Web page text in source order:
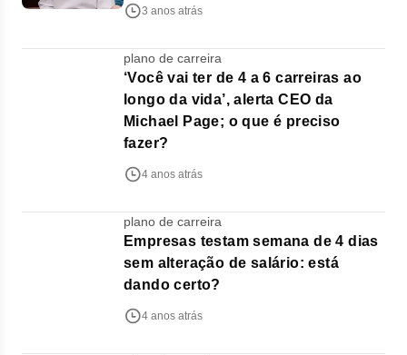
3 anos atrás
plano de carreira
‘Você vai ter de 4 a 6 carreiras ao
longo da vida’, alerta CEO da
Michael Page; o que é preciso
fazer?
4 anos atrás
plano de carreira
Empresas testam semana de 4 dias
sem alteração de salário: está
dando certo?
4 anos atrás